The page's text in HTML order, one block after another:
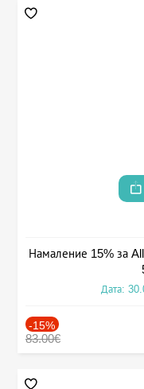
Намаление 15% за
Дата:
-15%
83.00€